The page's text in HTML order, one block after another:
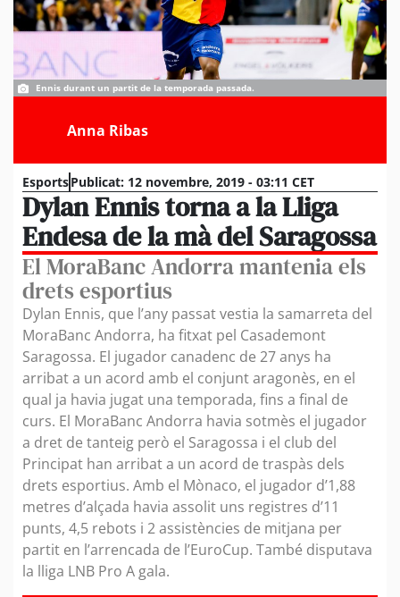
Ennis durant un partit de la temporada passada.
Anna Ribas
EsportsPublicat: 12 novembre, 2019 - 03:11 CET
Dylan Ennis torna a la Lliga
Endesa de la mà del Saragossa
El MoraBanc Andorra mantenia els
drets esportius
Dylan Ennis, que l’any passat vestia la samarreta del
MoraBanc Andorra, ha fitxat pel Casademont
Saragossa. El jugador canadenc de 27 anys ha
arribat a un acord amb el conjunt aragonès, en el
qual ja havia jugat una temporada, fins a final de
curs. El MoraBanc Andorra havia sotmès el jugador
a dret de tanteig però el Saragossa i el club del
Principat han arribat a un acord de traspàs dels
drets esportius. Amb el Mònaco, el jugador d’1,88
metres d’alçada havia assolit uns registres d’11
punts, 4,5 rebots i 2 assistències de mitjana per
partit en l’arrencada de l’EuroCup. També disputava
la lliga LNB Pro A gala.